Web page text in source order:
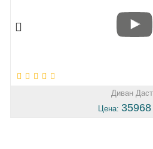
Диван
Цена: 35968